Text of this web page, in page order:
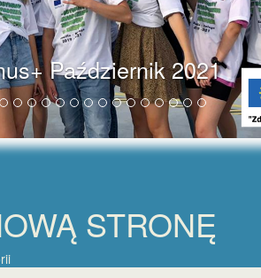
Październik 2021
STRONĘ